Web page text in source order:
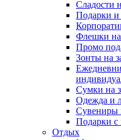
Сладости
Подарки и
Флешки на
Промо
Зонты на
Сумки на
Одежда и
Сувениры
Подарки с
Отдых